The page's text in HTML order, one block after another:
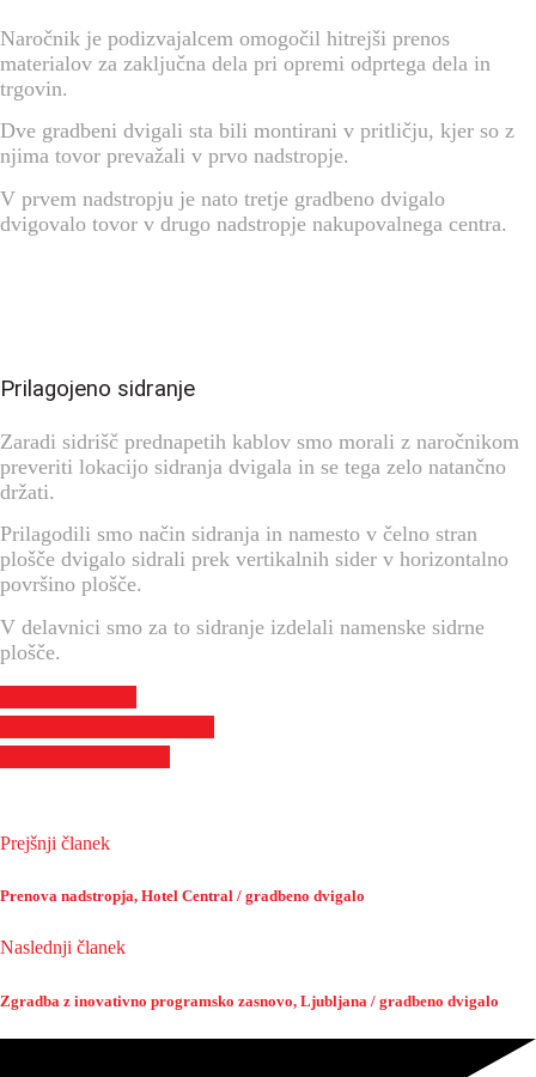
Naročnik je podizvajalcem omogočil hitrejši prenos
materialov za zaključna dela pri opremi odprtega dela in
trgovin.
Dve gradbeni dvigali sta bili montirani v pritličju, kjer so z
njima tovor prevažali v prvo nadstropje.
V prvem nadstropju je nato tretje gradbeno dvigalo
dvigovalo tovor v drugo nadstropje nakupovalnega centra.
Prilagojeno sidranje
Zaradi sidrišč prednapetih kablov smo morali z naročnikom
preveriti lokacijo sidranja dvigala in se tega zelo natančno
držati.
Prilagodili smo način sidranja in namesto v čelno stran
plošče dvigalo sidrali prek vertikalnih sider v horizontalno
površino plošče.
V delavnici smo za to sidranje izdelali namenske sidrne
plošče.
Prejšnji članek
Prenova nadstropja, Hotel Central / gradbeno dvigalo
Naslednji članek
Zgradba z inovativno programsko zasnovo, Ljubljana / gradbeno dvigalo